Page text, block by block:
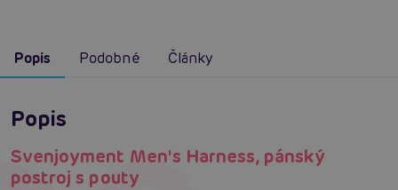
Popis Podobné Články
Popis
Svenjoyment Men's Harness, pánský
postroj s pouty